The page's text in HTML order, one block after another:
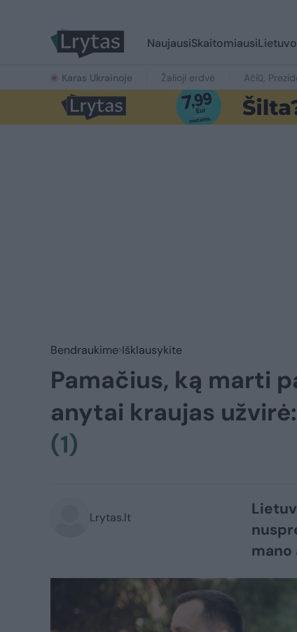
NaujausiSkaitomiausi
Karas Ukrainoje Žalioji erdvė Ačiū,
Bendraukime Išklausykite
Pamačius, ką marti
anytai kraujas
(1)
Lrytas.lt